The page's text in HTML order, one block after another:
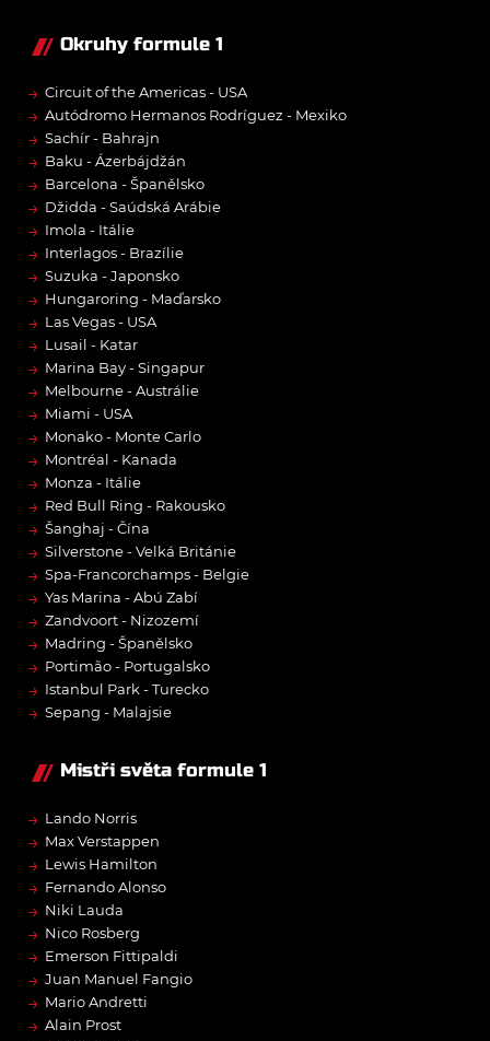
Okruhy formule 1
→ Circuit of the Americas - USA
→ Autódromo Hermanos Rodríguez - Mexiko
→ Sachír - Bahrajn
→ Baku - Ázerbájdžán
→ Barcelona - Španělsko
→ Džidda - Saúdská Arábie
→ Imola - Itálie
→ Interlagos - Brazílie
→ Suzuka - Japonsko
→ Hungaroring - Maďarsko
→ Las Vegas - USA
→ Lusail - Katar
→ Marina Bay - Singapur
→ Melbourne - Austrálie
→ Miami - USA
→ Monako - Monte Carlo
→ Montréal - Kanada
→ Monza - Itálie
→ Red Bull Ring - Rakousko
→ Šanghaj - Čína
→ Silverstone - Velká Británie
→ Spa-Francorchamps - Belgie
→ Yas Marina - Abú Zabí
→ Zandvoort - Nizozemí
→ Madring - Španělsko
→ Portimão - Portugalsko
→ Istanbul Park - Turecko
→ Sepang - Malajsie
Mistři světa formule 1
→ Lando Norris
→ Max Verstappen
→ Lewis Hamilton
→ Fernando Alonso
→ Niki Lauda
→ Nico Rosberg
→ Emerson Fittipaldi
→ Juan Manuel Fangio
→ Mario Andretti
→ Alain Prost